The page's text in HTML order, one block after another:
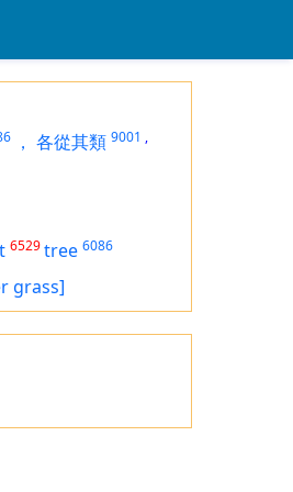
， 各從其類 9001 ,
6529tree 6086
grass]